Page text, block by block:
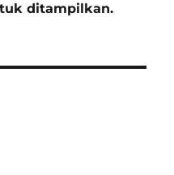
ditampilkan.